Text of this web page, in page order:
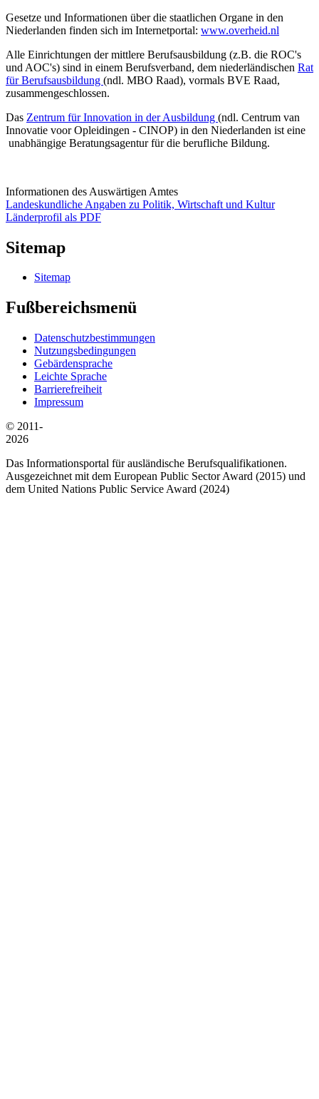
Gesetze und Informationen über die staatlichen Organe in den
Niederlanden finden sich im Internetportal: www.overheid.nl
Alle Einrichtungen der mittlere Berufsausbildung (z.B. die ROC's
und AOC's) sind in einem Berufsverband, dem niederländischen Rat
für Berufsausbildung (ndl. MBO Raad), vormals BVE Raad,
zusammengeschlossen.
Das Zentrum für Innovation in der Ausbildung (ndl. Centrum van
Innovatie voor Opleidingen - CINOP) in den Niederlanden ist eine
unabhängige Beratungsagentur für die berufliche Bildung.
Informationen des Auswärtigen Amtes
Landeskundliche Angaben zu Politik, Wirtschaft und Kultur
Länderprofil als PDF
Sitemap
Sitemap
Fußbereichsmenü
Datenschutzbestimmungen
Nutzungsbedingungen
Gebärdensprache
Leichte Sprache
Barrierefreiheit
Impressum
© 2011-
2026
Das Informationsportal für ausländische Berufsqualifikationen.
Ausgezeichnet mit dem European Public Sector Award (2015) und
dem United Nations Public Service Award (2024)